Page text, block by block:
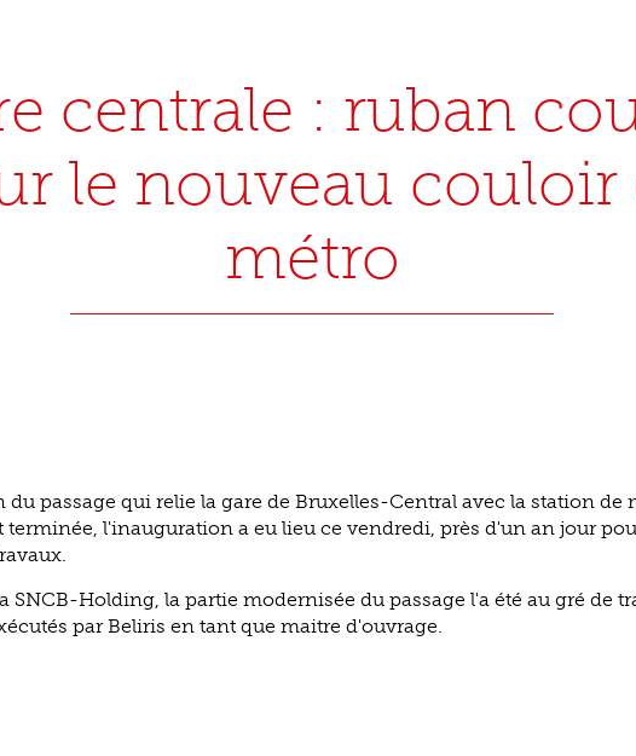
centrale : ruban
le nouveau couloir
métro
du passage qui relie la gare de Bruxelles-Central avec la station de
terminée, l'inauguration a eu lieu ce vendredi, près d'un an jour
SNCB-Holding, la partie modernisée du passage l'a été au gré de
par Beliris en tant que maitre d'ouvrage.